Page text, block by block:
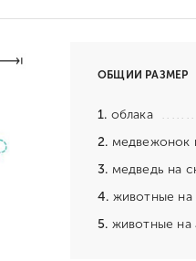
ОБЩИЙ РАЗМЕР
1. облака
2. медвежонок
3. медведь на
4. животные на
5. животные на